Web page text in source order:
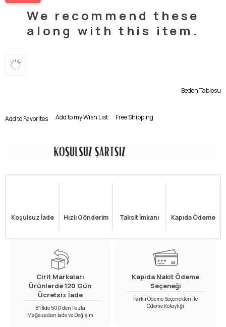
We recommend these
along with this item.
Beden Tablosu
Add to Favorites Add to my Wish List Free Shipping
Koşulsuz İade Hızlı Gönderim Taksit İmkanı Kapıda Ödeme
Cirit Markaları
Ürünlerde 120 Gün
Ücretsiz İade
81 İlde 500’den Fazla
Mağazadan İade ve Değişim
Kapıda Nakit Ödeme
Seçeneği
Farklı Ödeme Seçenekleri ile
Ödeme Kolaylığı